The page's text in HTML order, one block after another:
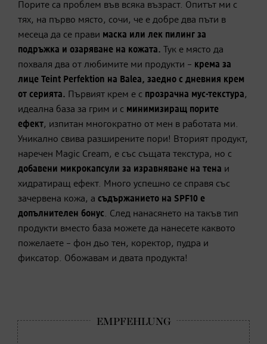
Порите са проблем във всяка възраст. Опитът ми с
тях, на първо място, сочи, че е добре два пъти в
месеца да се прави маска или лек пилинг за
подръжка и озаряване на кожата. Тук е място да
похваля два от любимите ми продукти – крема за
лице Teint Perfektion на Balea, заедно с дневния крем
от серията. Първият крем е с прозрачна мус-текстура,
идеална база за грим и с минимизиращ порите
ефект, изпитан многократно от мен в работата ми.
Уникално свива разширените пори! Вторият продукт,
наречен Magic Cream, е със същата текстура, но с
добавени микрокапсули за изравняване на тена и
хидратиращ ефект. Много успешно се справя със
зачервена кожа, а съдържанието на SPF10 е
допълнителен бонус. След нанасянето на такъв тип
продукти вместо база можете да нанесете каквото
пожелаете – фон дьо тен, коректор, пудра и
фиксатор. Обожавам и двата продукта!